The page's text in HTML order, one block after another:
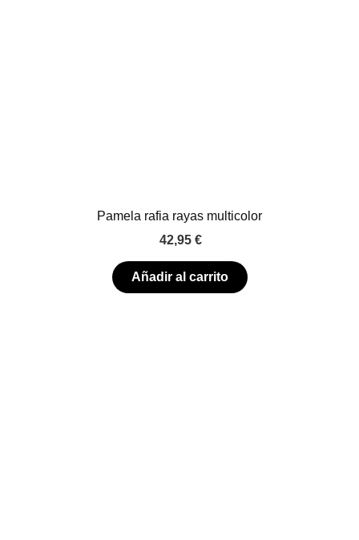
Pamela rafia rayas multicolor
42,95 €
Añadir al carrito